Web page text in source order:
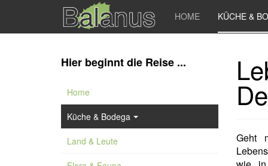
HOME KÜCHE &
Geht
Hier beginnt die Reise ...
Home
Küche & Bodega
Land & Leute